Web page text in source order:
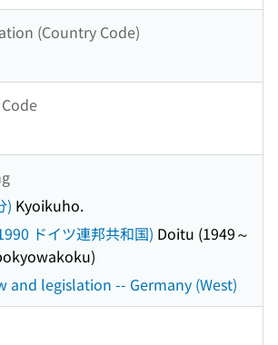
(Country Code)
) Kyoikuho.
ドイツ連邦共和国) Doitu (1949～
and legislation -- Germany (West)